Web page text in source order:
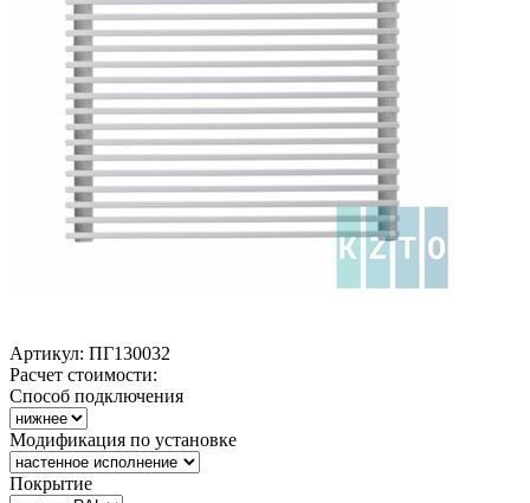
Артикул: ПГ130032
Расчет стоимости:
Способ подключения
Модификация по установке
Покрытие